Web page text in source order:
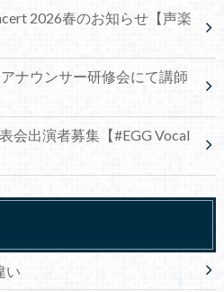
2026春のお知らせ【声楽
ナウンサー研修会にて講師
会出演者募集【#EGG Vocal
い